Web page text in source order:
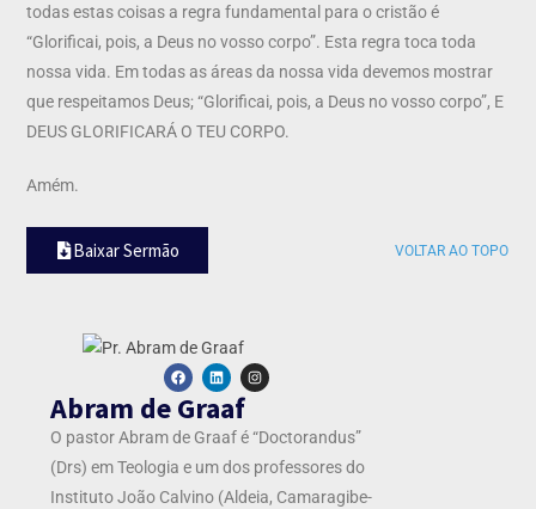
todas estas coisas a regra fundamental para o cristão é
“Glorificai, pois, a Deus no vosso corpo”. Esta regra toca toda
nossa vida. Em todas as áreas da nossa vida devemos mostrar
que respeitamos Deus; “Glorificai, pois, a Deus no vosso corpo”, E
DEUS GLORIFICARÁ O TEU CORPO.
Amém.
Baixar Sermão VOLTAR AO TOPO
Abram de Graaf
O pastor Abram de Graaf é “Doctorandus”
(Drs) em Teologia e um dos professores do
Instituto João Calvino (Aldeia, Camaragibe-